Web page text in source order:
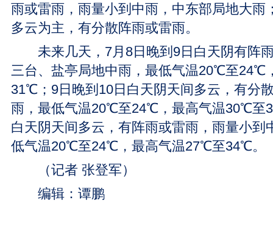
雨或雷雨，雨量小到中雨，中东部局地大雨
多云为主，有分散阵雨或雷雨。
未来几天，7月8日晚到9日白天阴有阵
三台、盐亭局地中雨，最低气温20℃至24℃
31℃；9日晚到10日白天阴天间多云，有分
雨，最低气温20℃至24℃，最高气温30℃至
白天阴天间多云，有阵雨或雷雨，雨量小到
低气温20℃至24℃，最高气温27℃至34℃。
（记者 张登军）
编辑：谭鹏